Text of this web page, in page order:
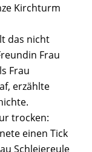
Kirchturm
das nicht
Frau
Frau
erzählte
trocken:
einen Tick
Schleiereule